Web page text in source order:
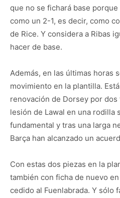
que no se fichará base
como un 2-1, es decir, como
de Rice. Y considera a Ribas
hacer de base.
Además, en las últimas horas
movimiento en la plantilla.
renovación de Dorsey por dos
lesión de Lawal en una rodilla
fundamental y tras una larga
Barça han alcanzado un
Con estas dos piezas en la
también con ficha de nuevo
cedido al Fuenlabrada. Y sólo